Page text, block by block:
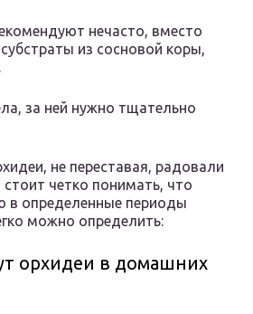
нечасто, вместо
из сосновой коры,
за ней нужно тщательно
не переставая, радовали
четко понимать, что
в определенные периоды
можно определить:
орхидеи в домашних